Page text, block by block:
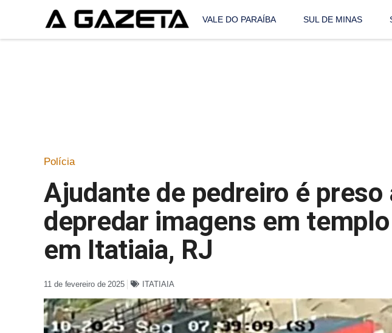
VALE DO PARAÍBA SUL DE MINAS
Polícia
Ajudante de pedreiro é preso
depredar imagens em
em Itatiaia, RJ
11 de fevereiro de 2025 ITATIAIA